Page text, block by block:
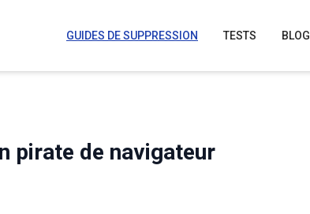
GUIDES DE SUPPRESSION TESTS BLOG
pirate de navigateur